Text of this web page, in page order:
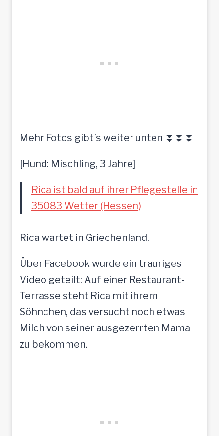
Mehr Fotos gibt’s weiter unten ⏬⏬⏬
[Hund: Mischling, 3 Jahre]
Rica ist bald auf ihrer Pflegestelle in
35083 Wetter (Hessen)
Rica wartet in Griechenland.
Über Facebook wurde ein trauriges
Video geteilt: Auf einer Restaurant-
Terrasse steht Rica mit ihrem
Söhnchen, das versucht noch etwas
Milch von seiner ausgezerrten Mama
zu bekommen.